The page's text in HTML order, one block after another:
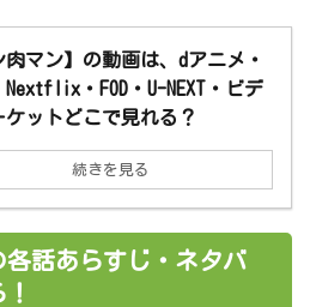
肉マン】の動画は、dアニメ・
Nextflix・FOD・U-NEXT・ビデ
ケットどこで見れる？
続きを見る
各話あらすじ・ネタバ